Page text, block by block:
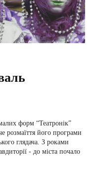
форм “Театронік”
розмаїття його програми
глядача. З роками
- до міста почало